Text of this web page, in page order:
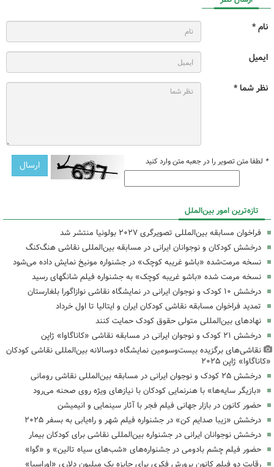
نام *
ایمیل
نظر شما *
* لطفا متن تصویر را در جعبه متن وارد کنید
تازه‌ترین امور بین‌الملل
فراخوان مسابقه بین‌المللی تصویرگری ۲۰۲۷ بولونیا منتشر شد
درخشش کودکان و نوجوانان ایرانی در مسابقه بین‌المللی نقاشی هنگ‌کنگ
نسخه مرمت‌شده «باشو غریبه کوچک» در جشنواره مونیخ نمایش داده می‌شود
نسخه مرمت شده «باشو غریبه کوچک» به جشنواره فیلم شانگهای رسید
درخشش ۱۰ کودک و نوجوان ایرانی در نمایشگاه نقاشی نوازاگورا بلغارستان
تمدید فراخوان مسابقه نقاشی کودکان ایران و ایتالیا تا اول خرداد
نهادهای بین‌المللی متولی حقوق کودک‌ حمایت کنند
درخشش ۲۱ کودک و نوجوان ایرانی در مسابقه نقاشی «کاناگاوا» ژاپن
نقاشی‌های برگزیده بیست‌وسومین نمایشگاه دوسالانه بین‌المللی نقاشی کودکان
«کاناگاوا» ژاپن ۲۰۲۵
درخشش ۲۵ کودک و نوجوان ایرانی در مسابقه بین‌المللی نقاشی رومانی
«بازیگر سایه‌ها» با هنرنمایی کودکان با نیازهای ویژه روی صحنه می‌رود
حضور کانون در بازار جهانی فیلم فجر با آثار سینمایی و انیمیشن
درخشش «زیبا صدایم کن» در جشنواره فیلم شهر و راه‌یابی به بسفر ۲۰۲۵
درخشش نوجوانان ایرانی در جشنواره بین‌المللی نقاشی برای کودکان بیمار
حضور فیلم چشم بادومی در جشنواره‌های «شب‌های سیاه تالین» و «گوا»
رقابت دو فیلم کانون پرورش فکری برای جایزه یک میلیون دلاری «اوراسیا»